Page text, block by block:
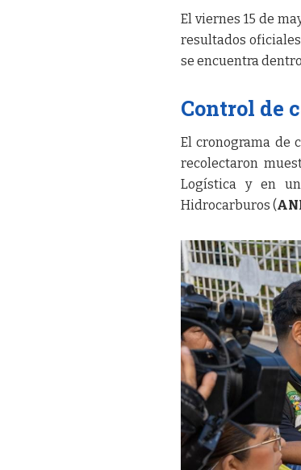
El viernes 15 de
resultados
se encuentra
Control de
El cronograma de
recolectaron
Logística y en
Hidrocarburos (